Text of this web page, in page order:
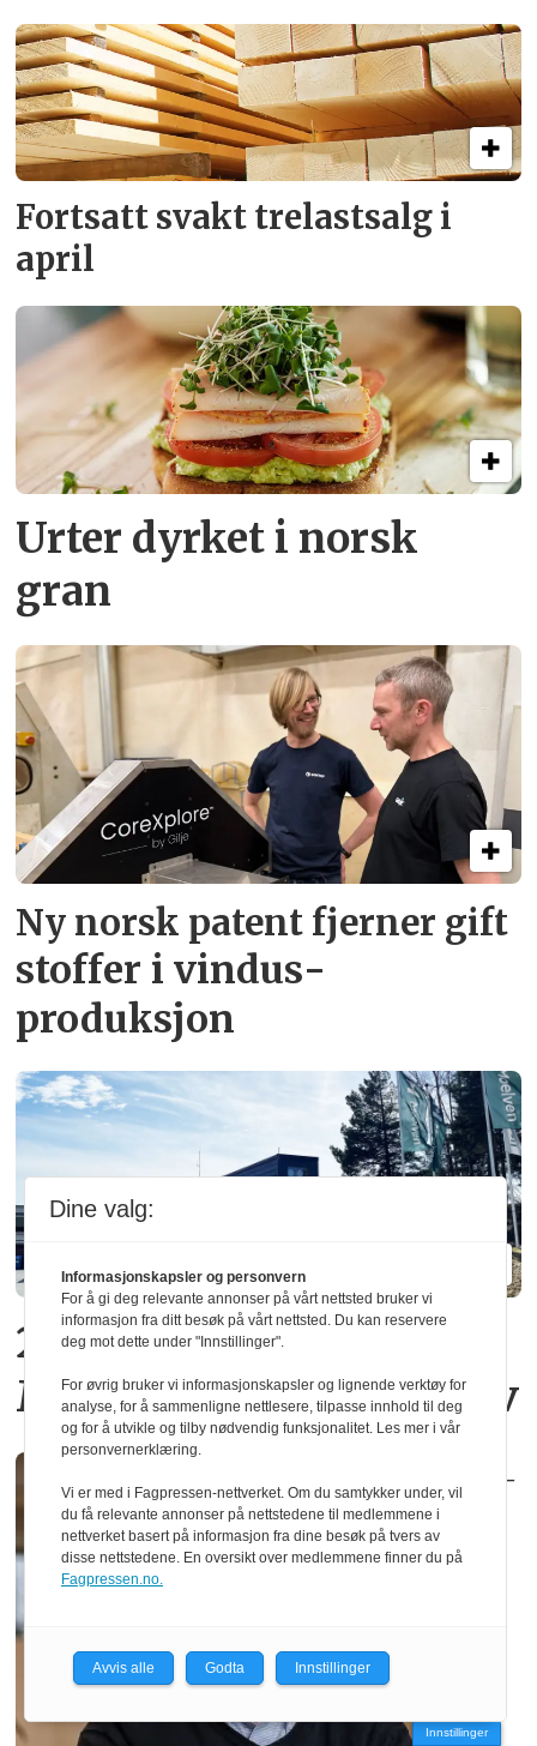
Fortsatt svakt trelastsalg i
april
Urter dyrket i norsk
gran
Ny norsk patent fjerner gift­
stoffer i vindus­
produksjon
20 operatører må gå fra
Moelven Limtre i Moelv
–
Innstillinger
Dine valg:
Informasjonskapsler og personvern
For å gi deg relevante annonser på vårt nettsted bruker vi
informasjon fra ditt besøk på vårt nettsted. Du kan reservere
deg mot dette under "Innstillinger".
For øvrig bruker vi informasjonskapsler og lignende verktøy for
analyse, for å sammenligne nettlesere, tilpasse innhold til deg
og for å utvikle og tilby nødvendig funksjonalitet. Les mer i vår
personvernerklæring.
Vi er med i Fagpressen-nettverket. Om du samtykker under, vil
du få relevante annonser på nettstedene til medlemmene i
nettverket basert på informasjon fra dine besøk på tvers av
disse nettstedene. En oversikt over medlemmene finner du på
Fagpressen.no.
Avvis alle Godta Innstillinger